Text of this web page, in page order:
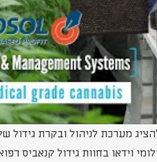
של כ 1.5 דקות, אשר נועד להציג מערכת לניהול
וידאו בחוות גידול קנאביס